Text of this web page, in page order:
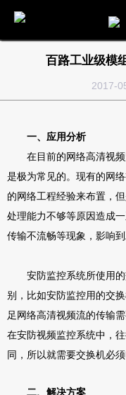
百路工业级模
2017-
一、应用分析
在目前的网络高清视
是极为常见的。现有的网
的网络工程经验来布置，
处理能力不够等原因造成
传输不流畅等现象，影响到
安防监控系统所使用
别，比如安防监控用的交
足网络高清视频流的传输
在安防视频监控系统中，
同，所以就需要交换机必
二、解决方案
电话